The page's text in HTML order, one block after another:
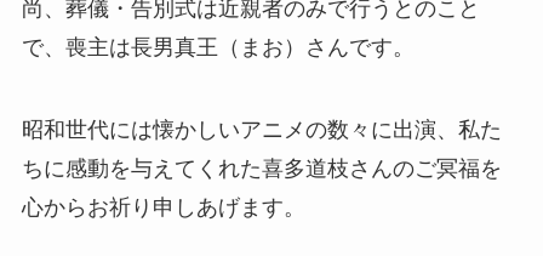
尚、葬儀・告別式は近親者のみで行うとのこと
で、喪主は長男真王（まお）さんです。
昭和世代には懐かしいアニメの数々に出演、私た
ちに感動を与えてくれた喜多道枝さんのご冥福を
心からお祈り申しあげます。